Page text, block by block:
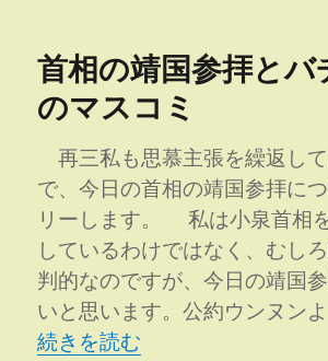
ー
金
言
葉
へ
の
首相の靖国参拝とバ
のマスコミ
再三私も思慕主張を繰返し
で、今日の首相の靖国参拝に
リーします。 私は小泉首相
しているわけではなく、むし
判的なのですが、今日の靖国
いと思います。公約ウンヌン
“首相の靖国参拝とバチ当たり
続きを読む